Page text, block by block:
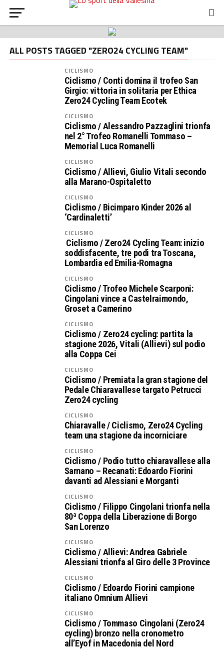
ALL POSTS TAGGED "ZERO24 CYCLING TEAM"
CICLISMO
Ciclismo / Conti domina il trofeo San
Girgio: vittoria in solitaria per Ethica
Zero24 Cycling Team Ecotek
CICLISMO
Ciclismo / Alessandro Pazzaglini trionfa
nel 2° Trofeo Romanelli Tommaso –
Memorial Luca Romanelli
CICLISMO
Ciclismo / Allievi, Giulio Vitali secondo
alla Marano-Ospitaletto
CICLISMO
Ciclismo / Bicimparo Kinder 2026 al
‘Cardinaletti’
CICLISMO
Ciclismo / Zero24 Cycling Team: inizio
soddisfacente, tre podi tra Toscana,
Lombardia ed Emilia-Romagna
CICLISMO
Ciclismo / Trofeo Michele Scarponi:
Cingolani vince a Castelraimondo,
Groset a Camerino
CICLISMO
Ciclismo / Zero24 cycling: partita la
stagione 2026, Vitali (Allievi) sul podio
alla Coppa Cei
CICLISMO
Ciclismo / Premiata la gran stagione del
Pedale Chiaravallese targato Petrucci
Zero24 cycling
CICLISMO
Chiaravalle / Ciclismo, Zero24 Cycling
team una stagione da incorniciare
CICLISMO
Ciclismo / Podio tutto chiaravallese alla
Sarnano – Recanati: Edoardo Fiorini
davanti ad Alessiani e Morganti
CICLISMO
Ciclismo / Filippo Cingolani trionfa nella
80ª Coppa della Liberazione di Borgo
San Lorenzo
CICLISMO
Ciclismo / Allievi: Andrea Gabriele
Alessiani trionfa al Giro delle 3 Province
CICLISMO
Ciclismo / Edoardo Fiorini campione
italiano Omnium Allievi
CICLISMO
Ciclismo / Tommaso Cingolani (Zero24
cycling) bronzo nella cronometro
all’Eyof in Macedonia del Nord